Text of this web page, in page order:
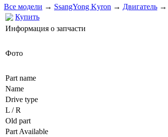
Все модели → SsangYong Kyron → Двигатель →
Купить
Информация о запчасти
Фото
Part name
Name
Drive type
L / R
Old part
Part Available